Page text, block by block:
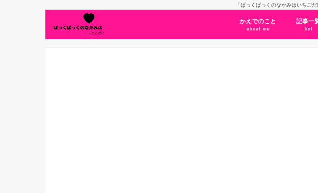
「ばっくぱっくのなかみはいちご
かえでのこと
about me
記事一
list